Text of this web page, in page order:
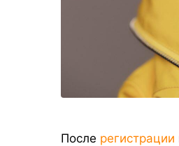
После регистрации